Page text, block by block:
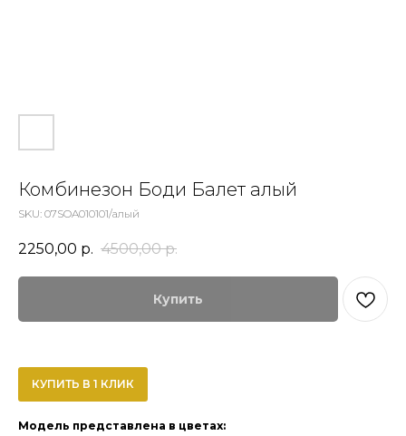
Комбинезон Боди Балет алый
SKU: 07SOA010101/алый
2250,00 р. 4500,00 р.
Купить
КУПИТЬ В 1 КЛИК
Модель представлена в цветах: